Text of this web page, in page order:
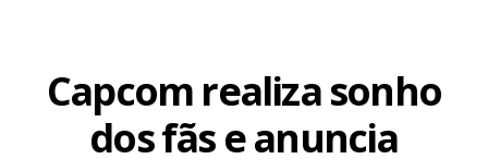
Capcom realiza sonho
dos fãs e anuncia